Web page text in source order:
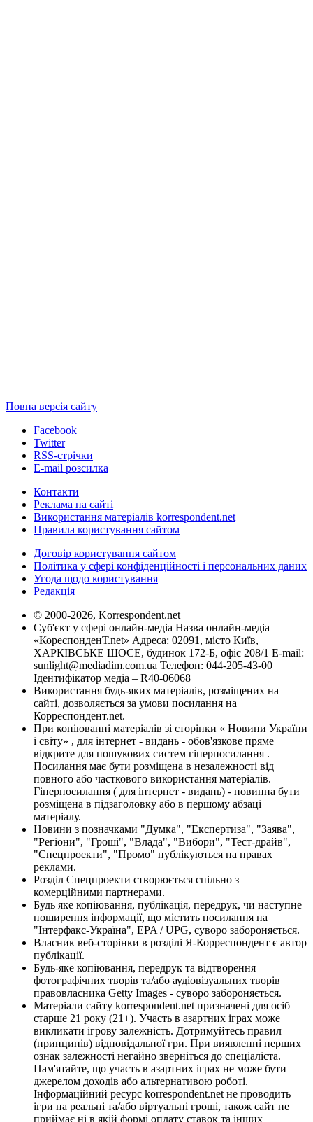
Повна версія сайту
Facebook
Twitter
RSS-стрічки
E-mail розсилка
Контакти
Реклама на сайті
Використання матеріалів korrespondent.net
Правила користування сайтом
Договір користування сайтом
Політика у сфері конфіденційності і персональних даних
Угода щодо користування
Редакція
© 2000-2026, Korrespondent.net
Суб'єкт у сфері онлайн-медіа Назва онлайн-медіа –
«КореспонденТ.net» Адреса: 02091, місто Київ,
ХАРКІВСЬКЕ ШОСЕ, будинок 172-Б, офіс 208/1 E-mail:
sunlight@mediadim.com.ua Телефон: 044-205-43-00
Ідентифікатор медіа – R40-06068
Використання будь-яких матеріалів, розміщених на
сайті, дозволяється за умови посилання на
Корреспондент.net.
При копіюванні матеріалів зі сторінки « Новини України
і світу» , для інтернет - видань - обов'язкове пряме
відкрите для пошукових систем гіперпосилання .
Посилання має бути розміщена в незалежності від
повного або часткового використання матеріалів.
Гіперпосилання ( для інтернет - видань) - повинна бути
розміщена в підзаголовку або в першому абзаці
матеріалу.
Новини з позначками "Думка", "Експертиза", "Заява",
"Регіони", "Гроші", "Влада", "Вибори", "Тест-драйв",
"Спецпроекти", "Промо" публікуються на правах
реклами.
Розділ Спецпроекти створюється спільно з
комерційними партнерами.
Будь яке копіювання, публікація, передрук, чи наступне
поширення інформації, що містить посилання на
"Інтерфакс-Україна", EPA / UPG, суворо забороняється.
Власник веб-сторінки в розділі Я-Корреспондент є автор
публікації.
Будь-яке копіювання, передрук та відтворення
фотографічних творів та/або аудіовізуальних творів
правовласника Getty Images - суворо забороняється.
Матеріали сайту korrespondent.net призначені для осіб
старше 21 року (21+). Участь в азартних іграх може
викликати ігрову залежність. Дотримуйтесь правил
(принципів) відповідальної гри. При виявленні перших
ознак залежності негайно зверніться до спеціаліста.
Пам'ятайте, що участь в азартних іграх не може бути
джерелом доходів або альтернативою роботі.
Інформаційний ресурс korrespondent.net не проводить
ігри на реальні та/або віртуальні гроші, також сайт не
приймає ні в якій формі оплату ставок та інших